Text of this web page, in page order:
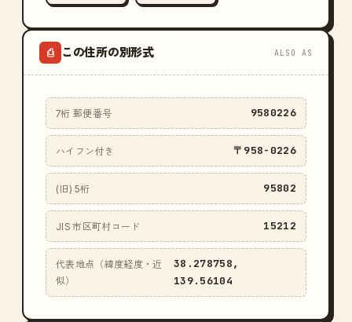
⎙ この住所の別形式 ALSO AS
7桁 郵便番号 9580226
ハイフン付き 〒958-0226
(旧) 5桁 95802
JIS 市区町村コード 15212
代表地点（緯度経度・近
似）
38.278758,
139.56104